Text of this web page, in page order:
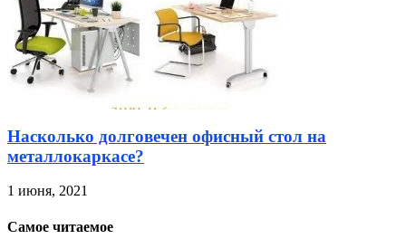
Насколько долговечен офисный стол на
металлокаркасе?
1 июня, 2021
Самое читаемое